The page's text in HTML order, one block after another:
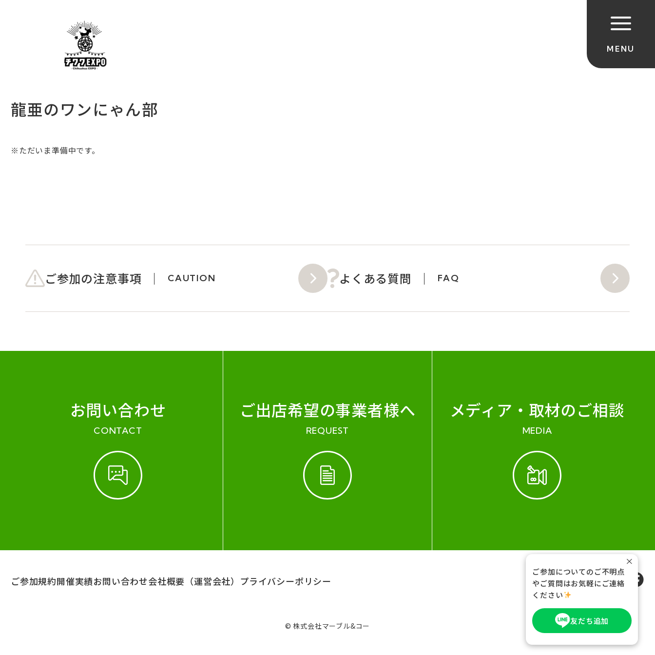
龍亜のワンにゃん部
※ただいま準備中です。
ご参加の注意事項 CAUTION よくある質問 FAQ
お問い合わせ
CONTACT
ご出店希望の事業者様へ
REQUEST
メディア・ 取材のご相談
MEDIA
ご参加規約開催実績お問い合わせ会社概要（運営会社） プライバシーポリシー FOLLOW US
© 株式会社マーブル&コー
ご参加についてのご不明点
やご質問はお気軽にご連絡
ください
友だち追加
×